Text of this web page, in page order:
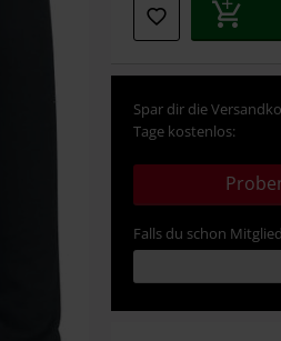
Spar dir die
Tage kostenlos:
Falls du schon